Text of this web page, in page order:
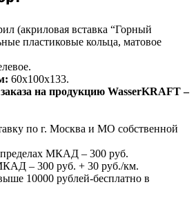
(акриловая вставка “Горный
пластиковые кольца, матовое
60х100х133.
на продукцию WasserKRAFT –
по г. Москва и МО собственной
МКАД – 300 руб.
– 300 руб. + 30 руб./км.
10000 рублей-бесплатно в